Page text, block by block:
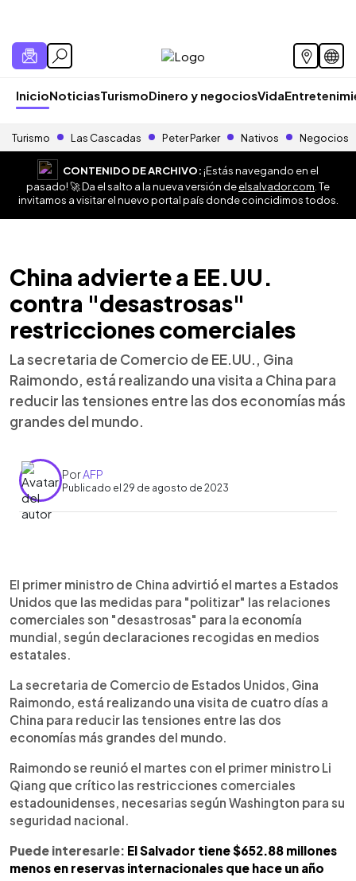
InicioNoticiasTurismoDinero y negociosVida
Turismo Las Cascadas Peter Parker Nativos Negocios
CONTENIDO DE ARCHIVO:¡Estás navegando en el
pasado! 🚀 Da el salto a la nueva versión deelsalvador.com . Te
invitamos a visitar el nuevo portal país donde coincidimos todos.
China advierte a EE.UU.
contra "desastrosas"
restricciones comerciales
La secretaria de Comercio de EE.UU., Gina
Raimondo, está realizando una visita a China para
reducir las tensiones entre las dos economías más
grandes del mundo.
PorAFP
Publicado el 29 de agosto de 2023
Escuchar artículo
El primer ministro de China advirtió el martes a Estados
Unidos que las medidas para "politizar" las relaciones
comerciales son "desastrosas" para la economía
mundial, según declaraciones recogidas en medios
estatales.
La secretaria de Comercio de Estados Unidos, Gina
Raimondo, está realizando una visita de cuatro días a
China para reducir las tensiones entre las dos
economías más grandes del mundo.
Raimondo se reunió el martes con el primer ministro Li
Qiang que crítico las restricciones comerciales
estadounidenses, necesarias según Washington para su
seguridad nacional.
Puede interesarle: El Salvador tiene $652.88 millones
menos en reservas internacionales que hace un año